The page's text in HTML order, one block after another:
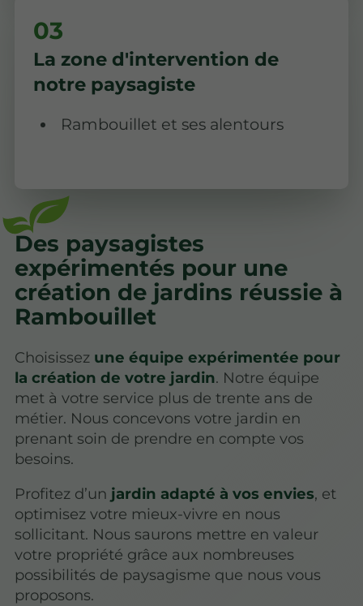
La zone d'intervention de
notre paysagiste
Rambouillet et ses alentours
Des paysagistes
expérimentés pour une
création de jardins réussie à
Rambouillet
Choisissez une équipe expérimentée pour
la création de votre jardin. Notre équipe
met à votre service plus de trente ans de
métier. Nous concevons votre jardin en
prenant soin de prendre en compte vos
besoins.
Profitez d’un jardin adapté à vos envies, et
optimisez votre mieux-vivre en nous
sollicitant. Nous saurons mettre en valeur
votre propriété grâce aux nombreuses
possibilités de paysagisme que nous vous
proposons.